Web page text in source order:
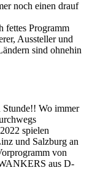
noch einen drauf
fettes Programm
Aussteller und
sind ohnehin
Wo immer
spielen
und Salzburg an
von
aus D-